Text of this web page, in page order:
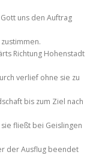
uns den Auftrag
Richtung Hohenstadt
verlief ohne sie zu
bis zum Ziel nach
fließt bei Geislingen
der Ausflug beendet